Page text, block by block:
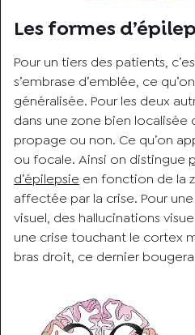
Les formes
Pour un tiers des patients,
s’embrase d’emblée, ce
généralisée. Pour les deux
dans une zone bien localisée
propage ou non. Ce qu’on
ou focale. Ainsi on distingue
d’épilepsie en fonction de la
affectée par la crise. Pour
visuel, des hallucinations
une crise touchant le cortex
bras droit, ce dernier